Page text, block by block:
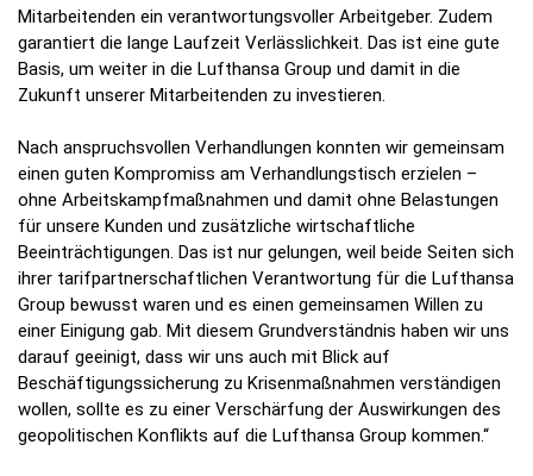
Mitarbeitenden ein verantwortungsvoller Arbeitgeber. Zudem
garantiert die lange Laufzeit Verlässlichkeit. Das ist eine gute
Basis, um weiter in die Lufthansa Group und damit in die
Zukunft unserer Mitarbeitenden zu investieren.
Nach anspruchsvollen Verhandlungen konnten wir gemeinsam
einen guten Kompromiss am Verhandlungstisch erzielen –
ohne Arbeitskampfmaßnahmen und damit ohne Belastungen
für unsere Kunden und zusätzliche wirtschaftliche
Beeinträchtigungen. Das ist nur gelungen, weil beide Seiten sich
ihrer tarifpartnerschaftlichen Verantwortung für die Lufthansa
Group bewusst waren und es einen gemeinsamen Willen zu
einer Einigung gab. Mit diesem Grundverständnis haben wir uns
darauf geeinigt, dass wir uns auch mit Blick auf
Beschäftigungssicherung zu Krisenmaßnahmen verständigen
wollen, sollte es zu einer Verschärfung der Auswirkungen des
geopolitischen Konflikts auf die Lufthansa Group kommen.“